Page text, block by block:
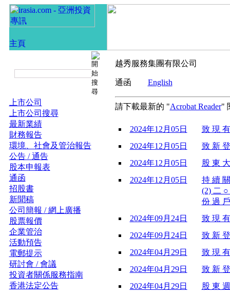
上市公司
上市公司搜尋
最新業績
財務報告
環境、社會及管治報告
公告 / 通告
股本申報表
通函
招股書
新聞稿
公司簡報 / 網上廣播
股票報價
企業管治
活動預告
電郵提示
研討會 / 會議
投資者關係服務指南
香港法定公告
越秀服務集團有限公司
通函 English
請下載最新的 "Acrobat Reader"
2024年12月05日
致 現
2024年12月05日
致 新
2024年12月05日
股 東
2024年12月05日
持 續
(2) 二
份 過
2024年09月24日
致 現
2024年09月24日
致 新
2024年04月29日
致 現
2024年04月29日
致 新
2024年04月29日
股 東